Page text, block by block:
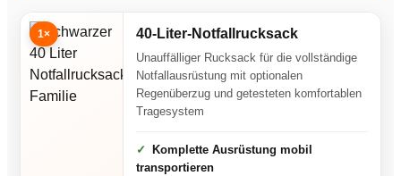
1× 40-Liter-Notfallrucksack
Unauffälliger Rucksack für die vollständige
Notfallausrüstung mit optionalen
Regenüberzug und getesteten komfortablen
Tragesystem
Komplette Ausrüstung mobil
transportieren